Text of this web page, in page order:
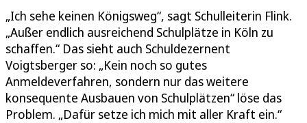
„Ich sehe keinen Königsweg“, sagt Schulleiterin Flink.
„Außer endlich ausreichend Schulplätze in Köln zu
schaffen.“ Das sieht auch Schuldezernent
Voigtsberger so: „Kein noch so gutes
Anmeldeverfahren, sondern nur das weitere
konsequente Ausbauen von Schulplätzen“ löse das
Problem. „Dafür setze ich mich mit aller Kraft ein.“